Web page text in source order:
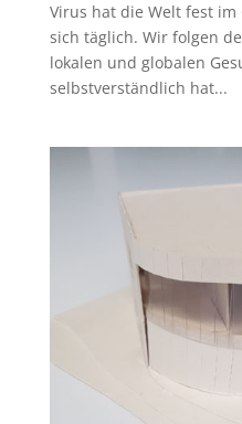
Virus hat die Welt fest
sich täglich. Wir folgen
lokalen und globalen
selbstverständlich hat...